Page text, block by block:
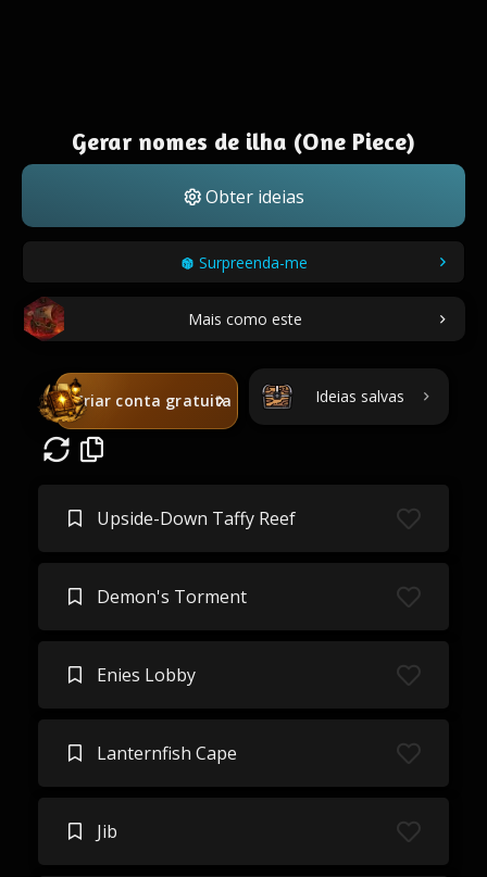
Gerar nomes de ilha (One Piece)
Obter ideias
Surpreenda-me
Mais como este
Criar conta gratuita Ideias salvas
Upside-Down Taffy Reef
Demon's Torment
Enies Lobby
Lanternfish Cape
Jib